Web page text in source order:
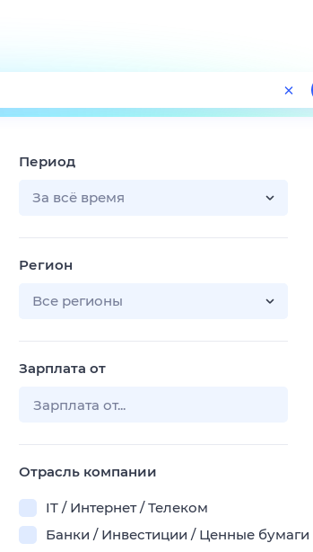
Поиск
ТВ-программа
Период
За всё время
Регион
Все регионы
Зарплата от
Отрасль компании
IT / Интернет / Телеком
Банки / Инвестиции / Ценные бумаги